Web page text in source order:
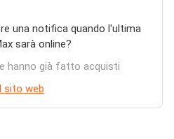
una notifica quando l'ultima
sarà online?
hanno già fatto acquisti
sito web